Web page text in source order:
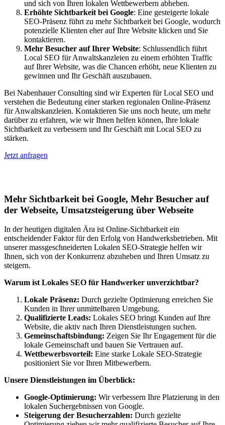
und sich von Ihren lokalen Wettbewerbern abheben.
Erhöhte Sichtbarkeit bei Google: Eine gesteigerte lokale
SEO-Präsenz führt zu mehr Sichtbarkeit bei Google, wodurch
potenzielle Klienten eher auf Ihre Website klicken und Sie
kontaktieren.
Mehr Besucher auf Ihrer Website: Schlussendlich führt
Local SEO für Anwaltskanzleien zu einem erhöhten Traffic
auf Ihrer Website, was die Chancen erhöht, neue Klienten zu
gewinnen und Ihr Geschäft auszubauen.
Bei Nabenhauer Consulting sind wir Experten für Local SEO und
verstehen die Bedeutung einer starken regionalen Online-Präsenz
für Anwaltskanzleien. Kontaktieren Sie uns noch heute, um mehr
darüber zu erfahren, wie wir Ihnen helfen können, Ihre lokale
Sichtbarkeit zu verbessern und Ihr Geschäft mit Local SEO zu
stärken.
Jetzt anfragen
Mehr Sichtbarkeit bei Google, Mehr Besucher auf
der Webseite, Umsatzsteigerung über Webseite
In der heutigen digitalen Ära ist Online-Sichtbarkeit ein
entscheidender Faktor für den Erfolg von Handwerksbetrieben. Mit
unserer massgeschneiderten Lokalen SEO-Strategie helfen wir
Ihnen, sich von der Konkurrenz abzuheben und Ihren Umsatz zu
steigern.
Warum ist Lokales SEO für Handwerker unverzichtbar?
Lokale Präsenz: Durch gezielte Optimierung erreichen Sie
Kunden in Ihrer unmittelbaren Umgebung.
Qualifizierte Leads: Lokales SEO bringt Kunden auf Ihre
Website, die aktiv nach Ihren Dienstleistungen suchen.
Gemeinschaftsbindung: Zeigen Sie Ihr Engagement für die
lokale Gemeinschaft und bauen Sie Vertrauen auf.
Wettbewerbsvorteil: Eine starke Lokale SEO-Strategie
positioniert Sie vor Ihren Mitbewerbern.
Unsere Dienstleistungen im Überblick:
Google-Optimierung: Wir verbessern Ihre Platzierung in den
lokalen Suchergebnissen von Google.
Steigerung der Besucherzahlen: Durch gezielte